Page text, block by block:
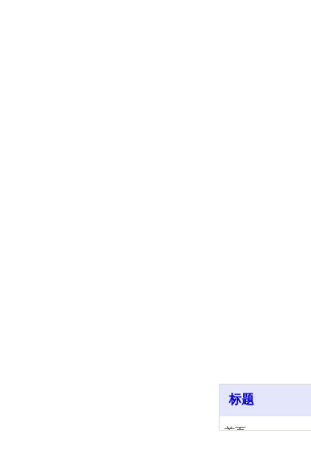
标题
首页